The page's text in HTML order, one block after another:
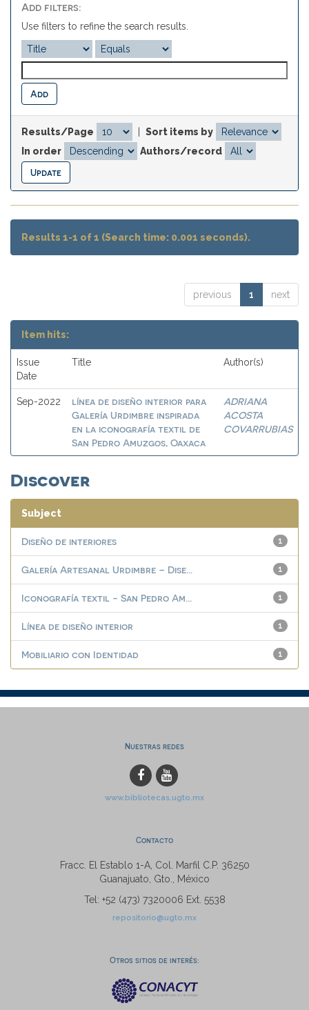
Add filters:
Use filters to refine the search results.
Results/Page
Sort items by
In order
Authors/record
Results 1-1 of 1 (Search time: 0.001 seconds).
previous 1 next
Item hits:
Issue
Date
Title Author(s)
Sep-2022
línea de diseño interior para
Galería Urdimbre inspirada
en la iconografía textil de
San Pedro Amuzgos, Oaxaca
ADRIANA
ACOSTA
COVARRUBIAS
Discover
Subject
1
Diseño de interiores
1
Galería Artesanal Urdimbre – Dise...
1
Iconografía textil - San Pedro Am...
1
Línea de diseño interior
1
Mobiliario con Identidad
Nuestras redes
www.bibliotecas.ugto.mx
Contacto
Fracc. El Establo 1-A, Col. Marfil C.P. 36250
Guanajuato, Gto., México
Tel: +52 (473) 7320006 Ext. 5538
repositorio@ugto.mx
Otros sitios de interés: